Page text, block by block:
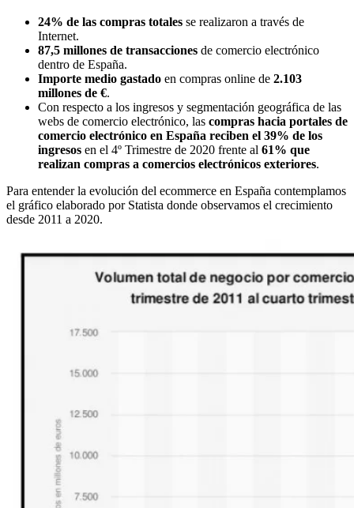
24% de las compras totales se realizaron a través de
Internet.
87,5 millones de transacciones de comercio electrónico
dentro de España.
Importe medio gastado en compras online de 2.103
millones de €.
Con respecto a los ingresos y segmentación geográfica de las
webs de comercio electrónico, las compras hacia portales de
comercio electrónico en España reciben el 39% de los
ingresos en el 4º Trimestre de 2020 frente al 61% que
realizan compras a comercios electrónicos exteriores.
Para entender la evolución del ecommerce en España contemplamos
el gráfico elaborado por Statista donde observamos el crecimiento
desde 2011 a 2020.